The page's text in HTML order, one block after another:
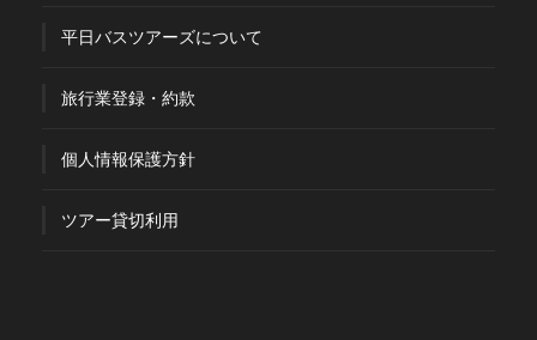
平日バスツアーズについて
旅行業登録・約款
個人情報保護方針
ツアー貸切利用